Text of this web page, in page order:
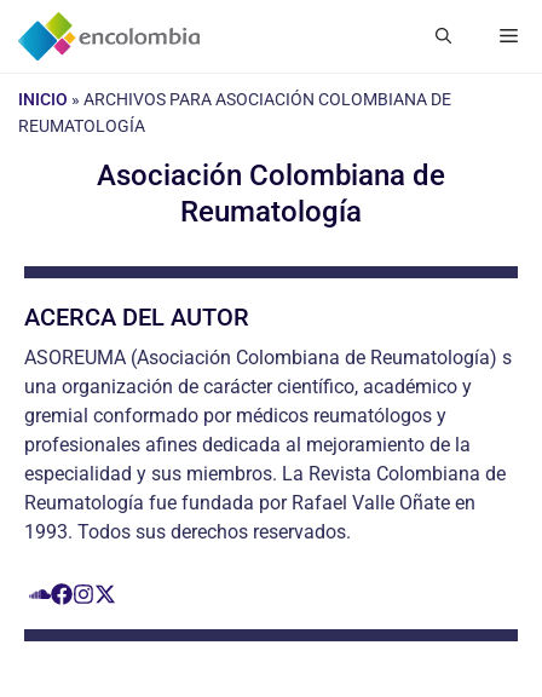
Saltar
INICIO » ARCHIVOS PARA ASOCIACIÓN COLOMBIANA DE
REUMATOLOGÍA
Asociación Colombiana de
Reumatología
ACERCA DEL AUTOR
ASOREUMA (Asociación Colombiana de Reumatología) s
una organización de carácter científico, académico y
gremial conformado por médicos reumatólogos y
profesionales afines dedicada al mejoramiento de la
especialidad y sus miembros. La Revista Colombiana de
Reumatología fue fundada por Rafael Valle Oñate en
1993. Todos sus derechos reservados.